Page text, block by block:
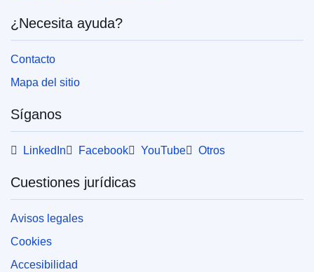
¿Necesita ayuda?
Contacto
Mapa del sitio
Síganos
LinkedIn Facebook YouTube Otros
Cuestiones jurídicas
Avisos legales
Cookies
Accesibilidad